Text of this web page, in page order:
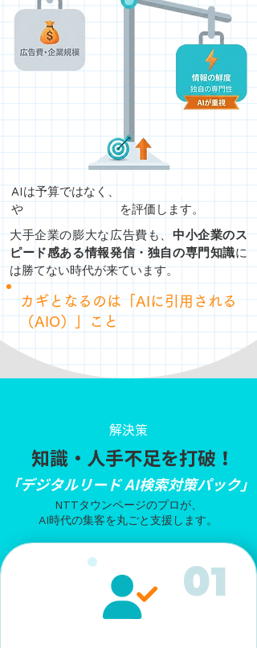
AIは予算ではなく、
や
を評価します。
大手企業の膨大な広告費も、 中小企業のス
ピード感ある情報発信・独自の専門知識に
は勝てない時代が来ています。
カギとなるのは「AIに引用される
（AIO）」こと
​解決策
知識・人手不足を打破！
「デジタルリード AI検索対策パック」
NTTタウンページのプロが、
AI時代の集客を丸ごと支援します。
​01